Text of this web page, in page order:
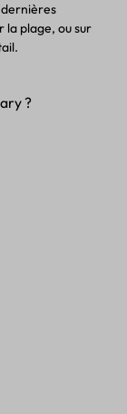
la plage, ou sur
?